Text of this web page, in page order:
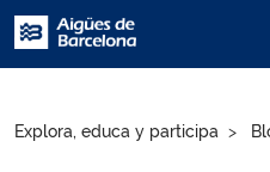
Explora, educa y participa